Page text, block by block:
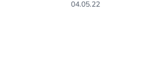
04.05.22